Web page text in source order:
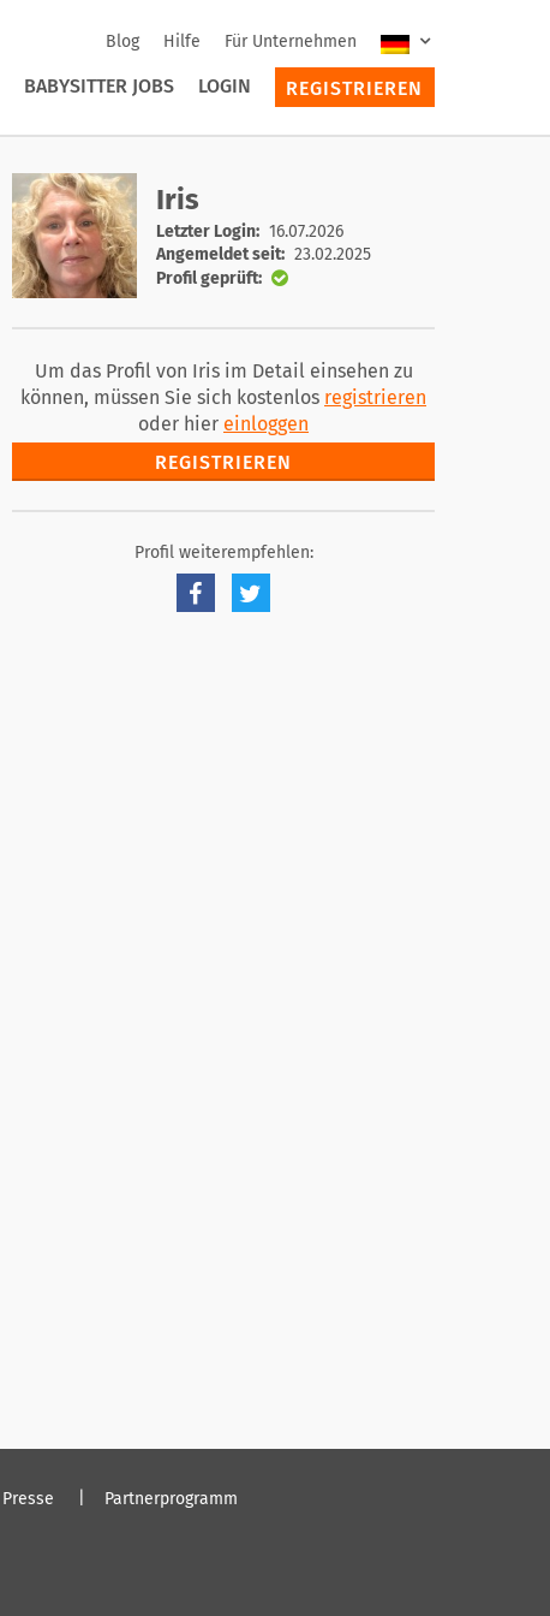
Blog Hilfe Für Unternehmen
BABYSITTER JOBS LOGIN REGISTRIEREN
Iris
Letzter Login: 16.07.2026
Angemeldet seit: 23.02.2025
Profil geprüft:
Um das Profil von Iris im Detail einsehen zu
können, müssen Sie sich kostenlos registrieren
oder hier einloggen
REGISTRIEREN
Profil weiterempfehlen:
Presse Partnerprogramm